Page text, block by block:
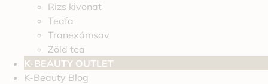
Rizs kivonat
Teafa
Tranexámsav
Zöld tea
K-BEAUTY OUTLET
K-Beauty Blog